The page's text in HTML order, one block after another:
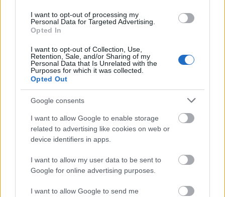
I want to opt-out of processing my
Personal Data for Targeted Advertising.
Opted In
I want to opt-out of Collection, Use,
Retention, Sale, and/or Sharing of my
Personal Data that Is Unrelated with the
Purposes for which it was collected.
Opted Out
Google consents
I want to allow Google to enable storage
related to advertising like cookies on web or
device identifiers in apps.
I want to allow my user data to be sent to
Google for online advertising purposes.
I want to allow Google to send me
tartalmazza a legtöbb L-teanint. Ez azért is fontos,
mert az L-teanin köztudottan pozitív hatással van az
De a kutatások még azt is bebizonyították, hogy a
szorongást ésa stresszt is csökkentheti
. Így ha
legközelebb tanulnod kell, vagy egy komolyabb
feladatot, projektet megoldanod, az egyik legjobb
dolog, amit tehetsz, hogy közben megiszol egy
csésze finom fehér teát, és hagyod, hogy táplálja az
elmédet. De általában véve is tényleg bőségesen
van rá okod, hogy rendszeresen fogyaszd.
Forrás:waterdrop.com,webmd.com,myteadrop.com